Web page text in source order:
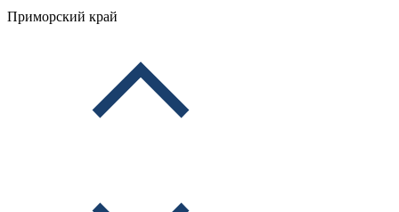
Приморский край